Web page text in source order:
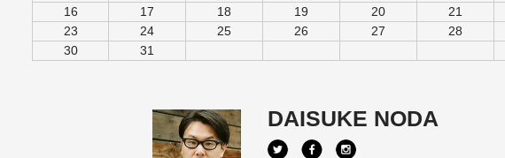
16
17 18 19 20 21
23
24 25 26 27 28
30
31
DAISUKE NODA